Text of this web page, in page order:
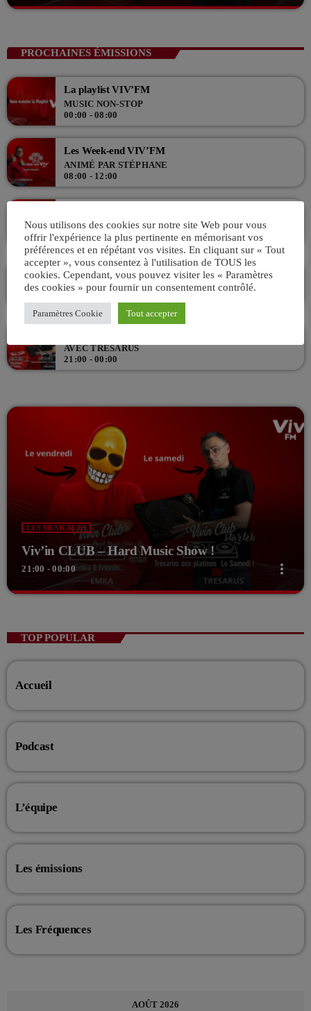
PROCHAINES ÉMISSIONS
La playlist VIV’FM
MUSIC NON-STOP
00:00 - 08:00
Les Week-end VIV’FM
ANIMÉ PAR STÉPHANE
08:00 - 12:00
MUSIC NON-STOP
12:00 - 18:00
VIV & TUBES Avec Charles
ANIMÉ PAR CHARLES
AVEC TRÉSARUS
21:00 - 00:00
LES MUSICALES
Viv’in CLUB – Hard Music Show !
21:00 - 00:00 more_vert
TOP POPULAR
Accueil
Podcast
L’équipe
Les émissions
Les Fréquences
AOÛT 2026
Nous utilisons des cookies sur notre site Web pour vous
offrir l'expérience la plus pertinente en mémorisant vos
préférences et en répétant vos visites. En cliquant sur « Tout
accepter », vous consentez à l'utilisation de TOUS les
cookies. Cependant, vous pouvez visiter les « Paramètres
des cookies » pour fournir un consentement contrôlé.
Paramètres Cookie Tout accepter